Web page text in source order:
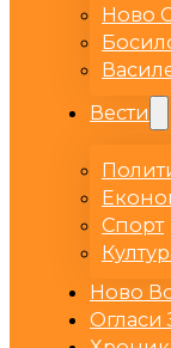
Ново
Вести
Спорт
Ново
Огласи